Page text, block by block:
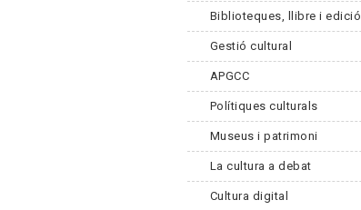
Biblioteques, llibre i edició
Gestió cultural
APGCC
Polítiques culturals
Museus i patrimoni
La cultura a debat
Cultura digital